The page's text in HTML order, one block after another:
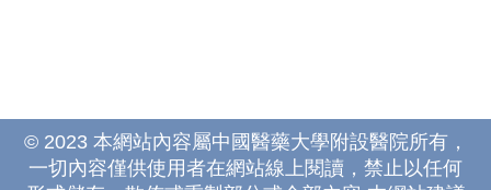
© 2023 本網站內容屬中國醫藥大學附設醫院所有，
一切內容僅供使用者在網站線上閱讀，禁止以任何